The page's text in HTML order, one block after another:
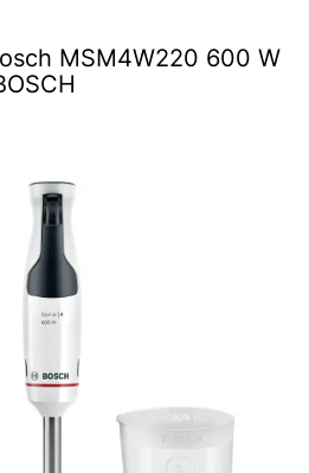
MSM4W220 600 W